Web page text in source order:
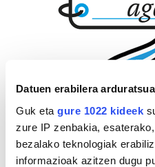
Datuen erabilera arduratsua
Guk eta gure 1022 kideek
zure IP zenbakia,
bezalako teknologiak
informazioak azitzen dugu